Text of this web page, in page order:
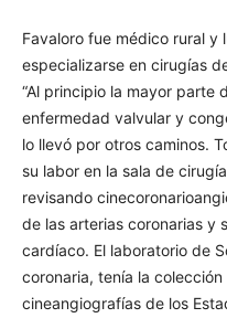
Favaloro fue médico rural y
especializarse en cirugías
“Al principio la mayor parte
enfermedad valvular y
lo llevó por otros caminos.
su labor en la sala de
revisando
de las arterias coronarias y
cardíaco. El laboratorio de
coronaria, tenía la
cineangiografías de los